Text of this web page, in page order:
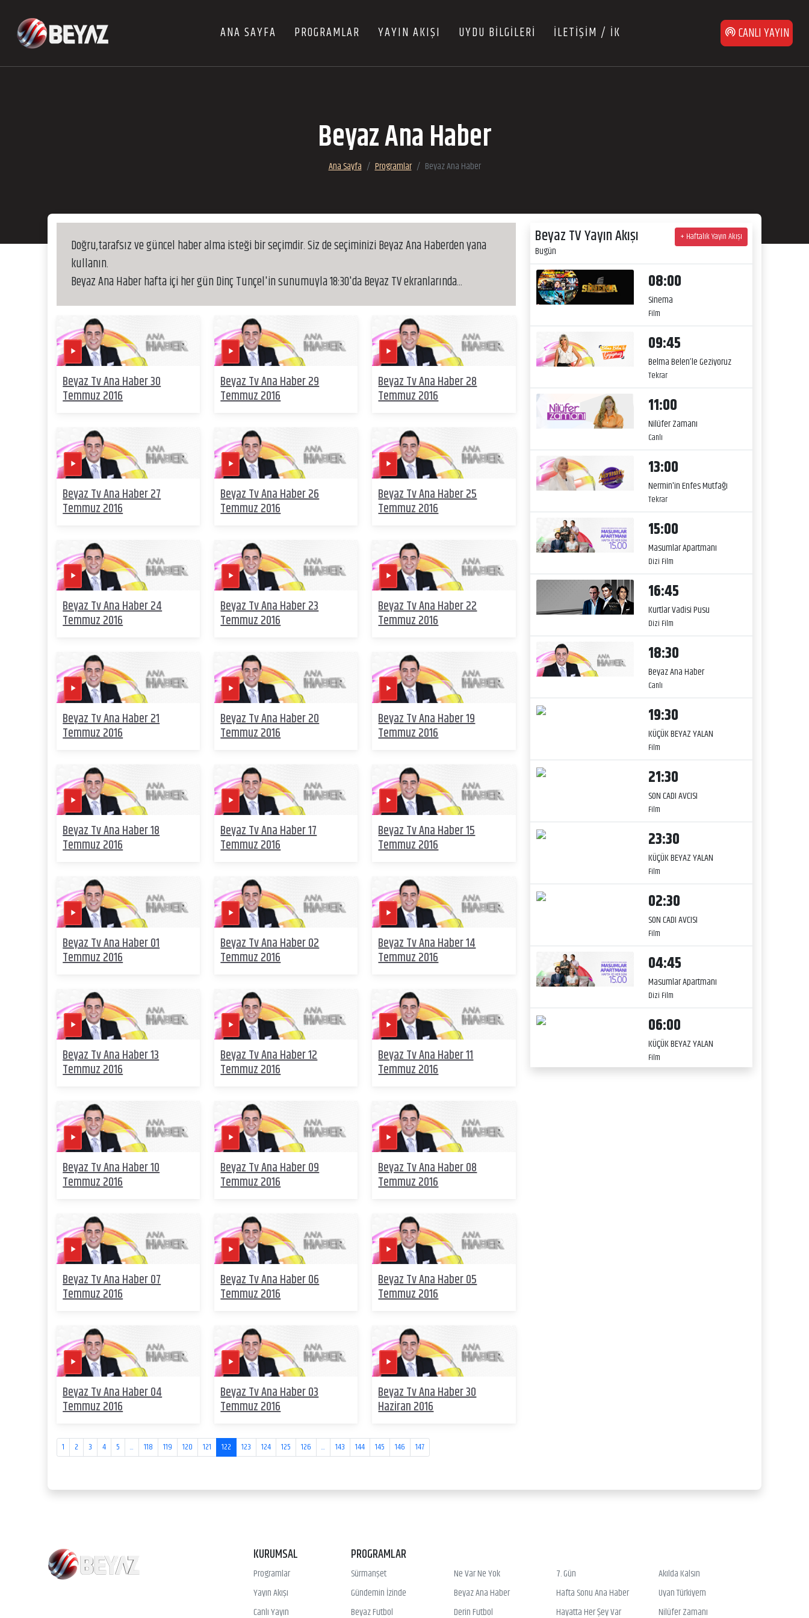
ANA SAYFA PROGRAMLAR YAYIN AKIŞI UYDU BİLGİLERİ İLETİŞİM / İK CANLI YAYIN
Beyaz Ana Haber
Ana Sayfa Programlar Beyaz Ana Haber
Doğru,tarafsız ve güncel haber alma isteği bir seçimdir. Siz de seçiminizi Beyaz Ana Haberden yana
kullanın.
Beyaz Ana Haber hafta içi her gün Dinç Tunçel'in sunumuyla 18:30'da Beyaz TV ekranlarında...
Beyaz Tv Ana Haber 30
Temmuz 2016
Beyaz Tv Ana Haber 29
Temmuz 2016
Beyaz Tv Ana Haber 28
Temmuz 2016
Beyaz Tv Ana Haber 27
Temmuz 2016
Beyaz Tv Ana Haber 26
Temmuz 2016
Beyaz Tv Ana Haber 25
Temmuz 2016
Beyaz Tv Ana Haber 24
Temmuz 2016
Beyaz Tv Ana Haber 23
Temmuz 2016
Beyaz Tv Ana Haber 22
Temmuz 2016
Beyaz Tv Ana Haber 21
Temmuz 2016
Beyaz Tv Ana Haber 20
Temmuz 2016
Beyaz Tv Ana Haber 19
Temmuz 2016
Beyaz Tv Ana Haber 18
Temmuz 2016
Beyaz Tv Ana Haber 17
Temmuz 2016
Beyaz Tv Ana Haber 15
Temmuz 2016
Beyaz Tv Ana Haber 01
Temmuz 2016
Beyaz Tv Ana Haber 02
Temmuz 2016
Beyaz Tv Ana Haber 14
Temmuz 2016
Beyaz Tv Ana Haber 13
Temmuz 2016
Beyaz Tv Ana Haber 12
Temmuz 2016
Beyaz Tv Ana Haber 11
Temmuz 2016
Beyaz Tv Ana Haber 10
Temmuz 2016
Beyaz Tv Ana Haber 09
Temmuz 2016
Beyaz Tv Ana Haber 08
Temmuz 2016
Beyaz Tv Ana Haber 07
Temmuz 2016
Beyaz Tv Ana Haber 06
Temmuz 2016
Beyaz Tv Ana Haber 05
Temmuz 2016
Beyaz Tv Ana Haber 04
Temmuz 2016
Beyaz Tv Ana Haber 03
Temmuz 2016
Beyaz Tv Ana Haber 30
Haziran 2016
1 2 3 4 5 ... 118 119 120 121 122 123 124 125 126 ... 143 144 145 146 147
Beyaz TV Yayın Akışı
Bugün
+ Haftalık Yayın Akışı
08:00
Sinema
Film
09:45
Belma Belen’le Geziyoruz
Tekrar
11:00
Nilüfer Zamanı
Canlı
13:00
Nermin'in Enfes Mutfağı
Tekrar
15:00
Masumlar Apartmanı
Dizi Film
16:45
Kurtlar Vadisi Pusu
Dizi Film
18:30
Beyaz Ana Haber
Canlı
19:30
KÜÇÜK BEYAZ YALAN
Film
21:30
SON CADI AVCISI
Film
23:30
KÜÇÜK BEYAZ YALAN
Film
02:30
SON CADI AVCISI
Film
04:45
Masumlar Apartmanı
Dizi Film
06:00
KÜÇÜK BEYAZ YALAN
Film
KURUMSAL
Programlar
Yayın Akışı
Canlı Yayın
PROGRAMLAR
Sürmanşet Ne Var Ne Yok 7. Gün
Akılda Kalsın
Gündemin İzinde
Beyaz Ana Haber Hafta Sonu Ana Haber
Uyan Türkiyem
Beyaz Futbol
Derin Futbol Hayatta Her Şey Var Nilüfer Zamanı